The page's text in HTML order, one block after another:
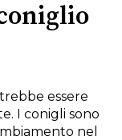
essere
I conigli sono
nel